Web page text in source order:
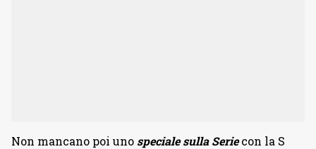
Non mancano poi uno speciale sulla Seriecon la S